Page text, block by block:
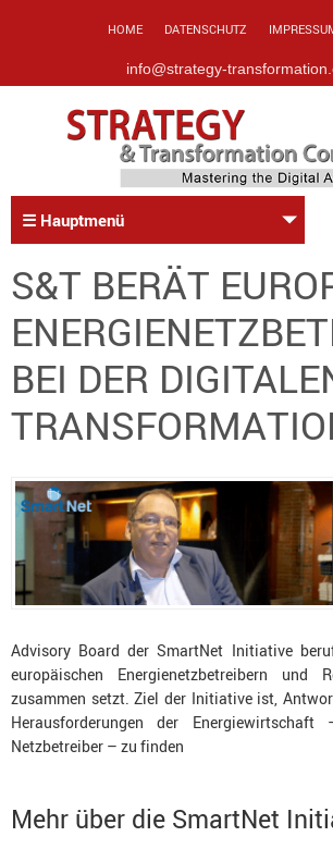
HOME DATENSCHUTZ
info@strategy-
☰ Hauptmenü
S&T BERÄT
BEI DER
Advisory Board der SmartNet Initiative
europäischen Energienetzbetreibern und
zusammen setzt. Ziel der Initiative ist,
Herausforderungen der
Netzbetreiber – zu finden
Mehr über die SmartNet